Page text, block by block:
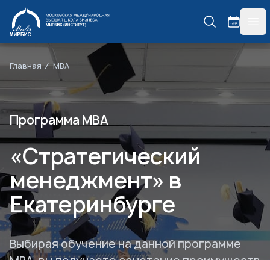
МИРБИС
Главная MBA
Программа MBA
«Стратегический
менеджмент» в
Екатеринбурге
Выбирая обучение на данной программе